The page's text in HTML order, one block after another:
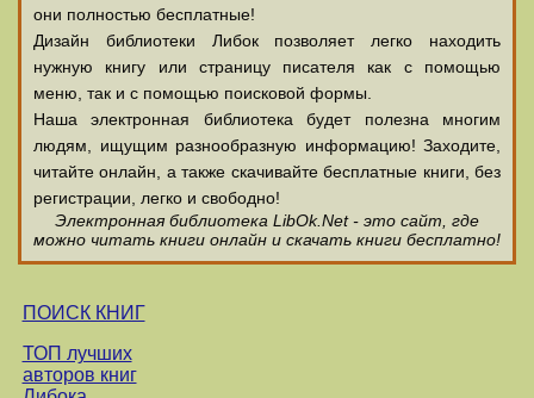
они полностью бесплатные!
Дизайн библиотеки Либок позволяет легко находить
нужную книгу или страницу писателя как с помощью
меню, так и с помощью поисковой формы.
Наша электронная библиотека будет полезна многим
людям, ищущим разнообразную информацию! Заходите,
читайте онлайн, а также скачивайте бесплатные книги, без
регистрации, легко и свободно!
Электронная библиотека LibOk.Net - это сайт, где
можно читать книги онлайн и скачать книги бесплатно!
ПОИСК КНИГ
ТОП лучших
авторов книг